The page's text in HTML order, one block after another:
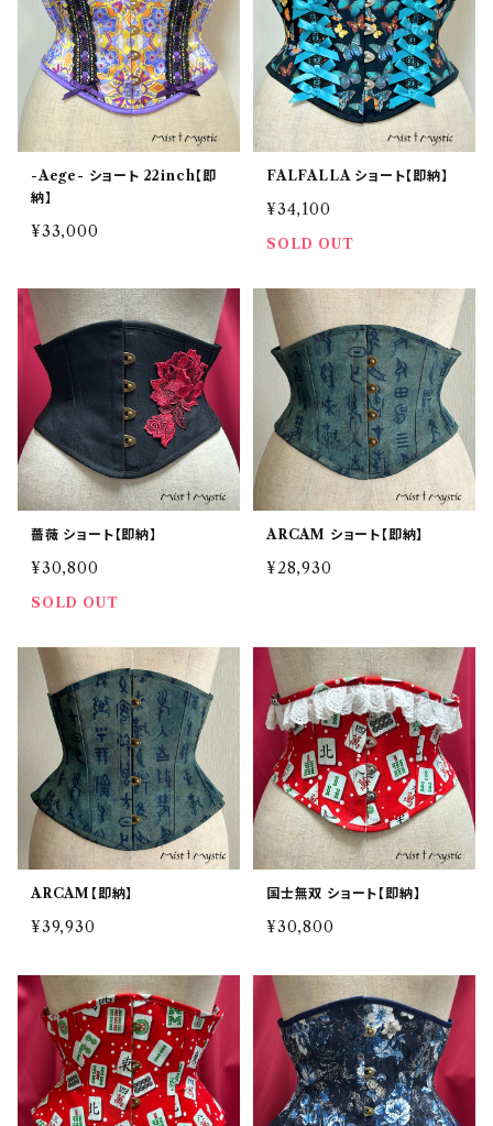
-Aege- ショート 22inch【即
納】
¥33,000
FALFALLA ショート【即納】
¥34,100
SOLD OUT
薔薇 ショート【即納】
¥30,800
SOLD OUT
ARCAM ショート【即納】
¥28,930
ARCAM【即納】
¥39,930
国士無双 ショート【即納】
¥30,800